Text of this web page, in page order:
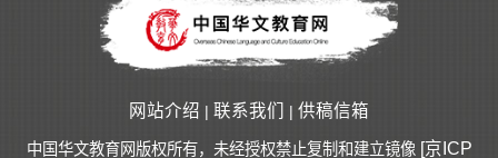
网站介绍 | 联系我们 | 供稿信箱
中国华文教育网版权所有，未经授权禁止复制和建立镜像 [京ICP